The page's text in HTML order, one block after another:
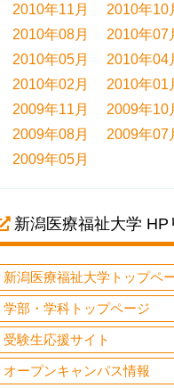
2010年11月
2010年10
2010年08月
2010年07
2010年05月
2010年04
2010年02月
2010年01
2009年11月
2009年10
2009年08月
2009年07
2009年05月
新潟医療福祉大学 HP
新潟医療福祉大学トップペ
学部・学科トップページ
受験生応援サイト
オープンキャンパス情報